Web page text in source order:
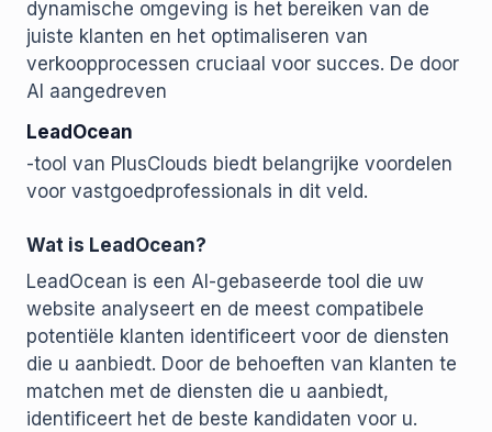
dynamische omgeving is het bereiken van de
juiste klanten en het optimaliseren van
verkoopprocessen cruciaal voor succes. De door
AI aangedreven
LeadOcean
-tool van PlusClouds biedt belangrijke voordelen
voor vastgoedprofessionals in dit veld.
Wat is LeadOcean?
LeadOcean is een AI-gebaseerde tool die uw
website analyseert en de meest compatibele
potentiële klanten identificeert voor de diensten
die u aanbiedt. Door de behoeften van klanten te
matchen met de diensten die u aanbiedt,
identificeert het de beste kandidaten voor u.